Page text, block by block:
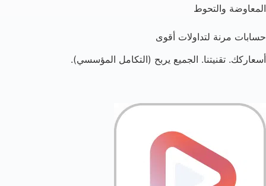
المعاوضة والتحوط
حسابات مرنة لتداولات أقوى
أسعاركك. تقنيتنا. الجميع يربح (التكامل المؤسسي).